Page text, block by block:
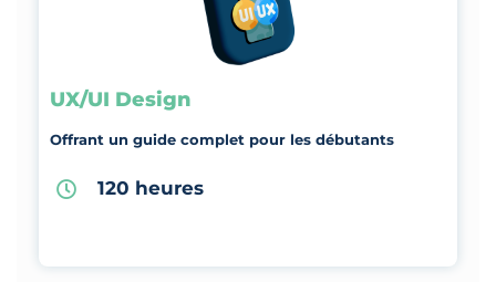
UX/UI Design
Offrant un guide complet pour les débutants
120 heures